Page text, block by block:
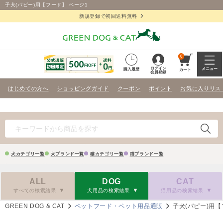
子犬(パピー)用【フード】 ページ1
新規登録で初回送料無料
購入履歴
ログイン
会員登録
0
カート メニュー
はじめての方へ ショッピングガイド クーポン ポイント お気に入りリス
犬カテゴリ一覧 犬ブランド一覧 猫カテゴリ一覧 猫ブランド一覧
ALL
すべての検索結果
DOG
犬用品の検索結果
CAT
猫用品の検索結果
GREEN DOG & CAT ペットフード・ペット用品通販 子犬(パピー)用【